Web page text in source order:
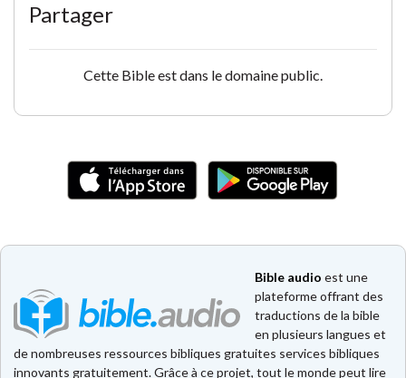
Partager
Cette Bible est dans le domaine public.
Bible audio est une
plateforme offrant des
traductions de la bible
en plusieurs langues et
de nombreuses ressources bibliques gratuites services bibliques
innovants gratuitement. Grâce à ce projet, tout le monde peut lire